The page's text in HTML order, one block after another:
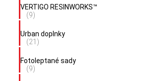
VERTIGO RESINWORKS™
(9)
Urban doplnky
(21)
Fotoleptané sady
(9)